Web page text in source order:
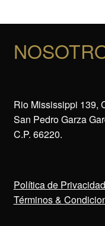
Rio Mississippi 139,
San Pedro Garza
C.P. 66220.
Política de Privacidad
Términos &